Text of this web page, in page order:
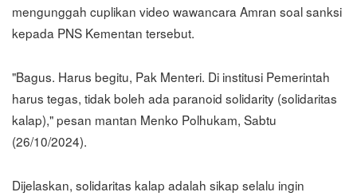
mengunggah cuplikan video wawancara Amran soal sanksi
kepada PNS Kementan tersebut.
"Bagus. Harus begitu, Pak Menteri. Di institusi Pemerintah
harus tegas, tidak boleh ada paranoid solidarity (solidaritas
kalap)," pesan mantan Menko Polhukam, Sabtu
(26/10/2024).
Dijelaskan, solidaritas kalap adalah sikap selalu ingin